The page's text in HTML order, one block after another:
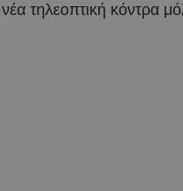
τηλεοπτική κόντρα